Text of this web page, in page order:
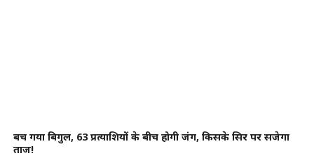
बच गया बिगुल, 63 प्रत्याशियों के बीच होगी जंग, किसके सिर पर सजेगा
ताज!